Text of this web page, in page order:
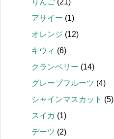
りんご (21)
アサイー (1)
オレンジ (12)
キウィ (6)
クランベリー (14)
グレープフルーツ (4)
シャインマスカット (5)
スイカ (1)
デーツ (2)